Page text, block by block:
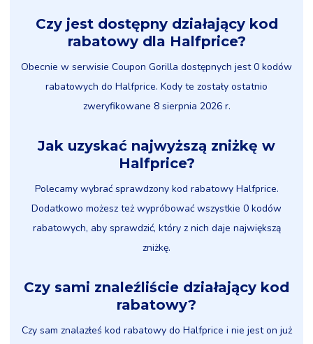
Czy jest dostępny działający kod
rabatowy dla Halfprice?
Obecnie w serwisie Coupon Gorilla dostępnych jest 0 kodów
rabatowych do Halfprice. Kody te zostały ostatnio
zweryfikowane 8 sierpnia 2026 r.
Jak uzyskać najwyższą zniżkę w
Halfprice?
Polecamy wybrać sprawdzony kod rabatowy Halfprice.
Dodatkowo możesz też wypróbować wszystkie 0 kodów
rabatowych, aby sprawdzić, który z nich daje największą
zniżkę.
Czy sami znaleźliście działający kod
rabatowy?
Czy sam znalazłeś kod rabatowy do Halfprice i nie jest on już